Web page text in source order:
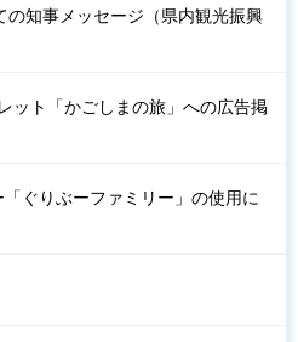
の知事メッセージ（県内観光振興
ット「かごしまの旅」への広告掲
ぐりぶーファミリー」の使用に